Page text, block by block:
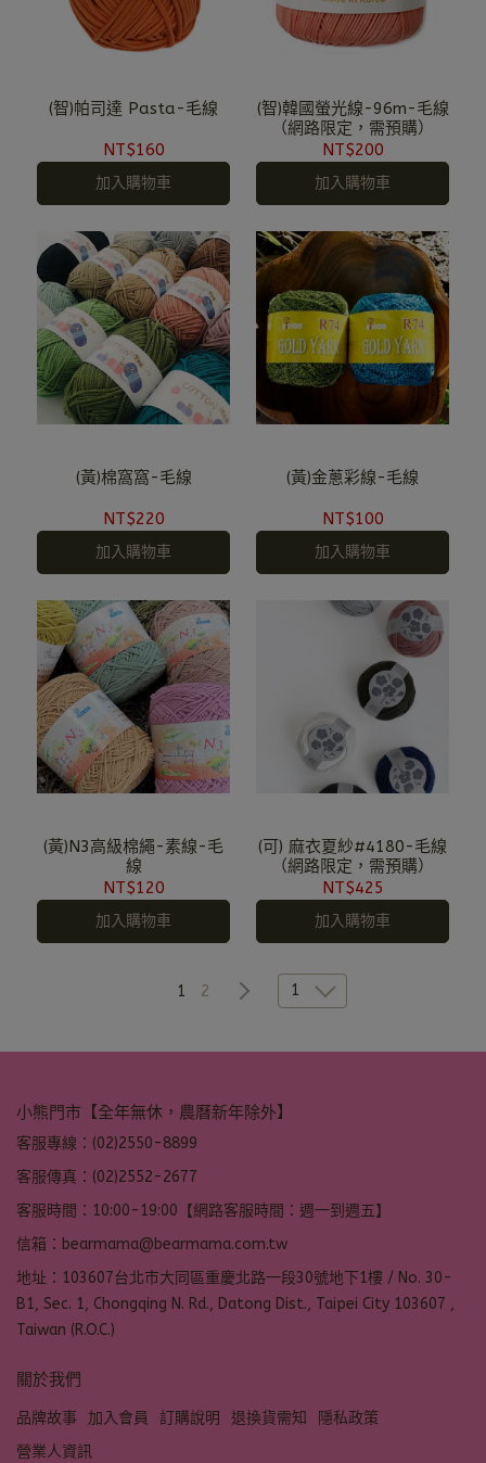
(智)帕司達 Pasta-毛線
NT$160
加入購物車
(智)韓國螢光線-96m-毛線
（網路限定，需預購）
NT$200
加入購物車
(黃)棉窩窩-毛線
NT$220
加入購物車
(黃)金蔥彩線-毛線
NT$100
加入購物車
(黃)N3高級棉繩-素線-毛
線
NT$120
加入購物車
(可) 麻衣夏紗#4180-毛線
（網路限定，需預購）
NT$425
加入購物車
1 2 1
小熊門市【全年無休，農曆新年除外】
客服專線：(02)2550-8899
客服傳真：(02)2552-2677
客服時間：10:00-19:00【網路客服時間：週一到週五】
信箱：bearmama@bearmama.com.tw
地址：103607台北市大同區重慶北路一段30號地下1樓 / No. 30-
B1, Sec. 1, Chongqing N. Rd., Datong Dist., Taipei City 103607 ,
Taiwan (R.O.C.)
關於我們
品牌故事 加入會員 訂購說明 退換貨需知
隱私政策
營業人資訊